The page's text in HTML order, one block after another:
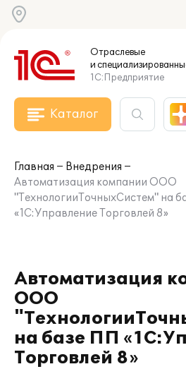
Отраслевые
и
1С:Предприятие
Каталог
Главная
Внедрения
Автоматизация компании ООО
"ТехнологииТочныхСистем" на
«1С:Управление Торговлей 8»
Автоматизация
ООО
на базе ПП
Торговлей 8»